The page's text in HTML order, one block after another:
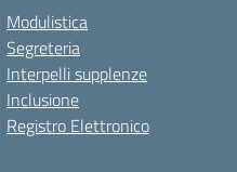
Modulistica
Segreteria
Interpelli supplenze
Inclusione
Registro Elettronico